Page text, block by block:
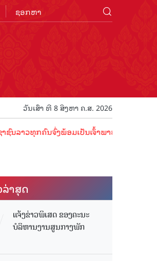
ວັນເສົາ ທີ 8 ສິງຫາ ຄ.ສ. 2026
ກຄົນຈົ່ງພ້ອມເປັນເຈົ້າພາບທີ່ດີ ຕ້ອນຮັບນັກທ່ອງ
າ​ສຸດ
ແຈ້ງຂ່າວພິເສດ ຂອງຄະນະ
ບໍລິຫານງານສູນກາງພັກ